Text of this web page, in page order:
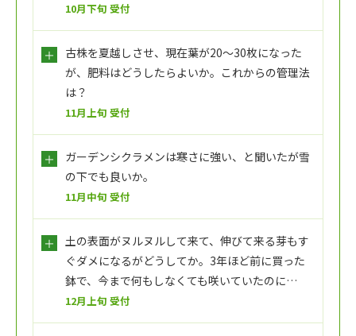
10月下旬 受付
古株を夏越しさせ、現在葉が20～30枚になった
が、肥料はどうしたらよいか。これからの管理法
は？
11月上旬 受付
ガーデンシクラメンは寒さに強い、と聞いたが雪
の下でも良いか。
11月中旬 受付
土の表面がヌルヌルして来て、伸びて来る芽もす
ぐダメになるがどうしてか。3年ほど前に買った
鉢で、今まで何もしなくても咲いていたのに…
12月上旬 受付